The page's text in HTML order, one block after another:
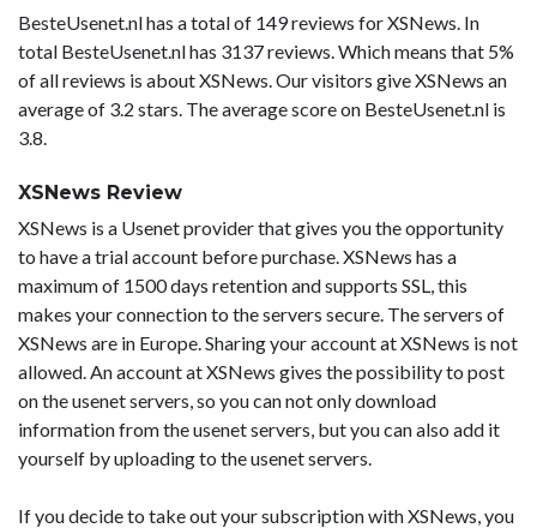
BesteUsenet.nl has a total of 149 reviews for XSNews. In
total BesteUsenet.nl has 3137 reviews. Which means that 5%
of all reviews is about XSNews. Our visitors give XSNews an
average of 3.2 stars. The average score on BesteUsenet.nl is
3.8.
XSNews Review
XSNews is a Usenet provider that gives you the opportunity
to have a trial account before purchase. XSNews has a
maximum of 1500 days retention and supports SSL, this
makes your connection to the servers secure. The servers of
XSNews are in Europe. Sharing your account at XSNews is not
allowed. An account at XSNews gives the possibility to post
on the usenet servers, so you can not only download
information from the usenet servers, but you can also add it
yourself by uploading to the usenet servers.
If you decide to take out your subscription with XSNews, you